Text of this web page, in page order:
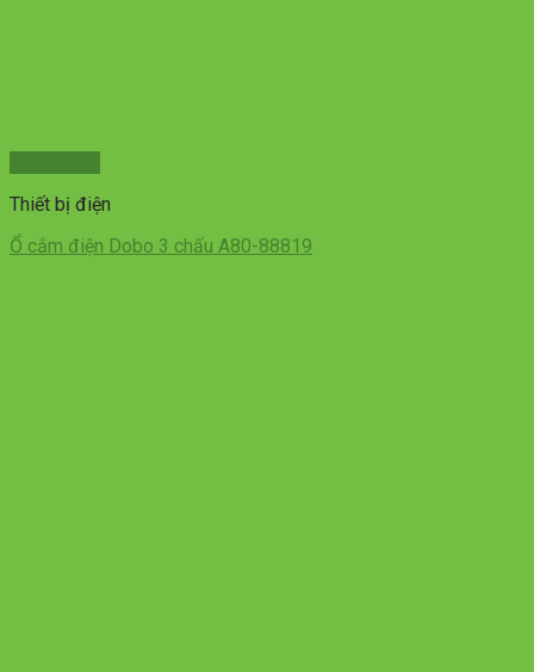
Thiết bị điện
Ổ cắm điện Dobo 3 chấu A80-88819